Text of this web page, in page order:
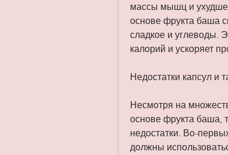
массы мышц и
основе фрукта баша
сладкое и углеводы.
калорий и ускоряет
Недостатки капсул и
Несмотря на
основе фрукта баша,
недостатки. Во-
должны